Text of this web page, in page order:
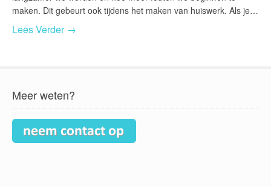
maken. Dit gebeurt ook tijdens het maken van huiswerk. Als je…
Lees Verder →
Meer weten?